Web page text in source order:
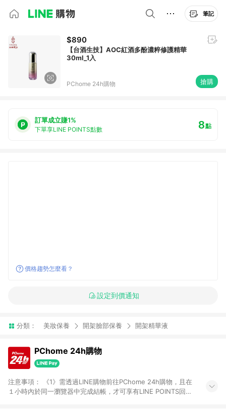
筆記
$890
【台酒生技】AOC紅酒多酚濃粹修護精華
30ml_1入
PChome 24h購物 搶購
訂單成立賺1%
下單享LINE POINTS點數 8點
價格趨勢怎麼看？
設定到價通知
分類： 美妝保養 開架臉部保養 開架精華液
PChome 24h購物
注意事項： 《1》需透過LINE購物前往PChome 24h購物，且在
１小時內於同一瀏覽器中完成結帳，才可享有LINE POINTS回饋